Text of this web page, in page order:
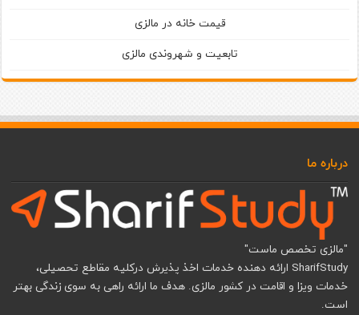
قیمت خانه در مالزی
تابعیت و شهروندی مالزی
درباره ما
"مالزی تخصص ماست"
SharifStudy ارائه دهنده خدمات اخذ پذیرش درکلیه مقاطع تحصیلی،
خدمات ویزا و اقامت در کشور مالزی. هدف ما ارائه راهی به سوی زندگی بهتر
است.